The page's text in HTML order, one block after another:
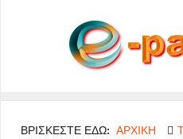
ΒΡΊΣΚΕΣΤΕ ΕΔΏ: ΑΡΧΙΚΉ